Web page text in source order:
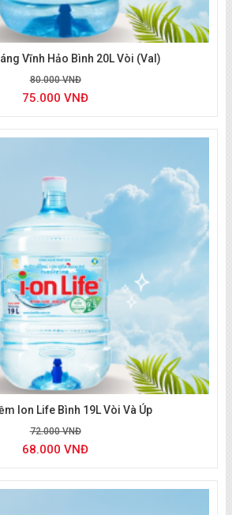
Hảo
Vĩnh Hảo Bình 20L Vòi (Val)
80.000 VNĐ
75.000 VNĐ
Ion Life Bình 19L Vòi Và Úp
72.000 VNĐ
68.000 VNĐ